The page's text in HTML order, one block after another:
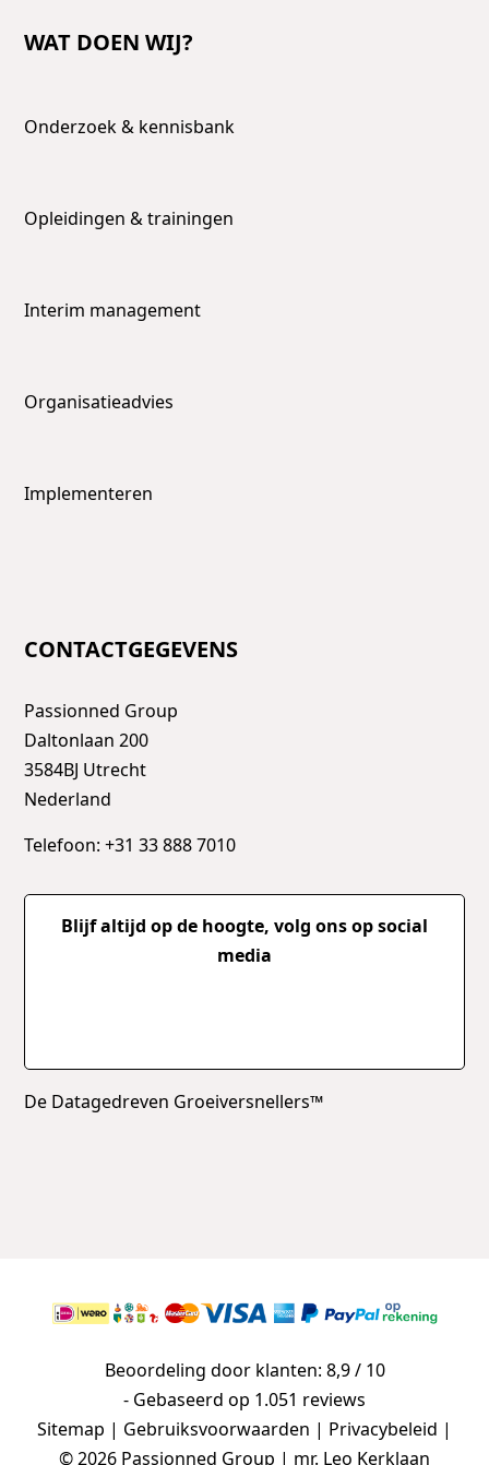
WAT DOEN WIJ?
Onderzoek & kennisbank
Opleidingen & trainingen
Interim management
Organisatieadvies
Implementeren
CONTACTGEGEVENS
Passionned Group
Daltonlaan 200
3584BJ Utrecht
Nederland
Telefoon: +31 33 888 7010
Blijf altijd op de hoogte, volg ons op social
media
De Datagedreven Groeiversnellers™
Beoordeling door klanten: 8,9 / 10
- Gebaseerd op 1.051 reviews
Sitemap | Gebruiksvoorwaarden | Privacybeleid |
© 2026 Passionned Group | mr. Leo Kerklaan